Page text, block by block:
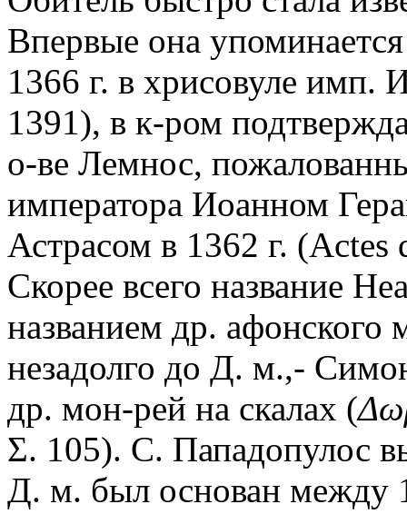
Впервые она
1366 г. в хрисовуле имп.
1391), в к-ром
о-ве Лемнос,
императора Иоанном
Астрасом в 1362 г.
Скорее всего название
названием др. афонского
незадолго до Д. м.,-
др. мон-рей на скалах (
Σ. 105). С. Пападопулос
Д. м. был основан между